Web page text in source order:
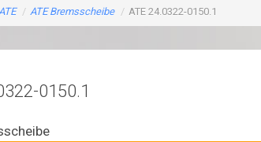
/ ATE Bremsscheibe / ATE 24.0322-0150.1
0150.1